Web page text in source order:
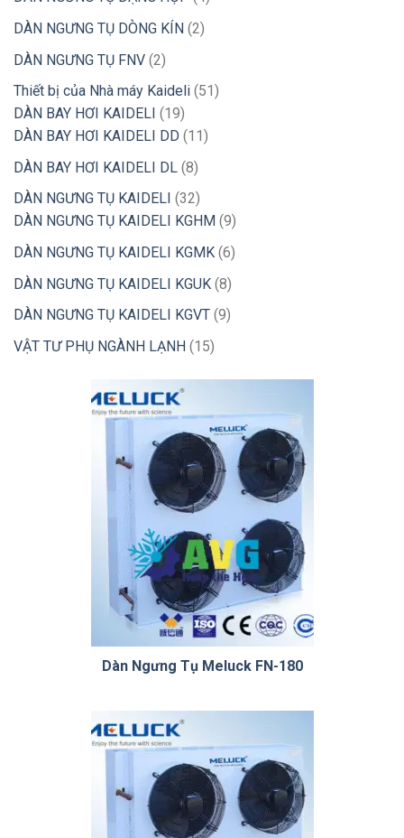
DÀN NGƯNG TỤ DÒNG KÍN 22
DÀN NGƯNG TỤ FNV 22
sản
phẩm
Thiết bị của Nhà máy Kaideli 51 51
DÀN BAY HƠI KAIDELI 1919
sản
phẩm
DÀN BAY HƠI KAIDELI DD 11 11
DÀN BAY HƠI KAIDELI DL 88
sản
phẩm
DÀN NGƯNG TỤ KAIDELI 3232
sản
phẩm
DÀN NGƯNG TỤ KAIDELI KGHM 99
sản
phẩm
DÀN NGƯNG TỤ KAIDELI KGMK 66
DÀN NGƯNG TỤ KAIDELI KGUK 88
sản
phẩm
DÀN NGƯNG TỤ KAIDELI KGVT 99
VẬT TƯ PHỤ NGÀNH LẠNH 1515
Dàn Ngưng Tụ Meluck FN-180